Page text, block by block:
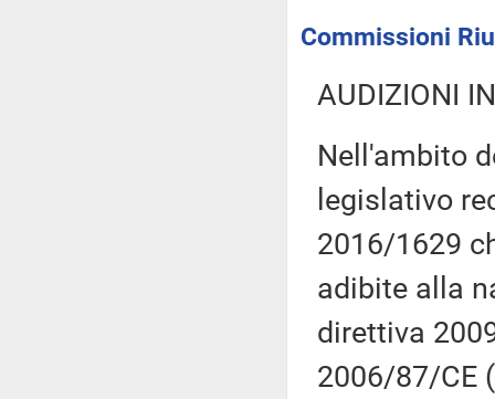
Commissioni
AUDIZIONI
Nell'ambito
legislativo
2016/1629
adibite alla
direttiva
2006/87/CE